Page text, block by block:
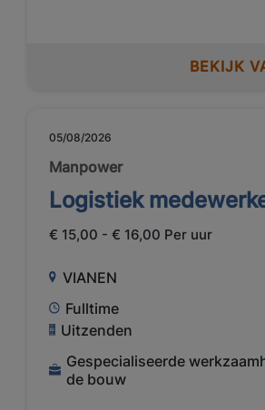
BEKIJK
05/08/2026
Manpower
Logistiek
€ 15,00 - € 16,00 Per uur
VIANEN
Fulltime
Uitzenden
Gespecialiseerde
de bouw